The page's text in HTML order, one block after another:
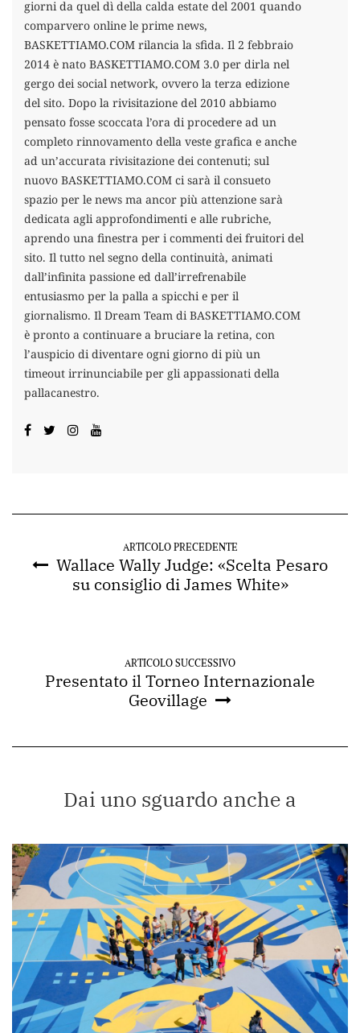
giorni da quel dì della calda estate del 2001 quando
comparvero online le prime news,
BASKETTIAMO.COM rilancia la sfida. Il 2 febbraio
2014 è nato BASKETTIAMO.COM 3.0 per dirla nel
gergo dei social network, ovvero la terza edizione
del sito. Dopo la rivisitazione del 2010 abbiamo
pensato fosse scoccata l’ora di procedere ad un
completo rinnovamento della veste grafica e anche
ad un’accurata rivisitazione dei contenuti; sul
nuovo BASKETTIAMO.COM ci sarà il consueto
spazio per le news ma ancor più attenzione sarà
dedicata agli approfondimenti e alle rubriche,
aprendo una finestra per i commenti dei fruitori del
sito. Il tutto nel segno della continuità, animati
dall’infinita passione ed dall’irrefrenabile
entusiasmo per la palla a spicchi e per il
giornalismo. Il Dream Team di BASKETTIAMO.COM
è pronto a continuare a bruciare la retina, con
l’auspicio di diventare ogni giorno di più un
timeout irrinunciabile per gli appassionati della
pallacanestro.
ARTICOLO PRECEDENTE
Wallace Wally Judge: «Scelta Pesaro
su consiglio di James White»
ARTICOLO SUCCESSIVO
Presentato il Torneo Internazionale
Geovillage
Dai uno sguardo anche a